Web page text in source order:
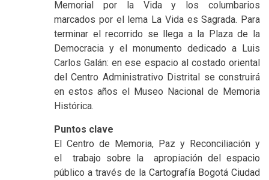
Memorial por la Vida y los columbarios
marcados por el lema La Vida es Sagrada. Para
terminar el recorrido se llega a la Plaza de la
Democracia y el monumento dedicado a Luis
Carlos Galán: en ese espacio al costado oriental
del Centro Administrativo Distrital se construirá
en estos años el Museo Nacional de Memoria
Histórica.
Puntos clave
El Centro de Memoria, Paz y Reconciliación y
el trabajo sobre la apropiación del espacio
público a través de la Cartografía Bogotá Ciudad